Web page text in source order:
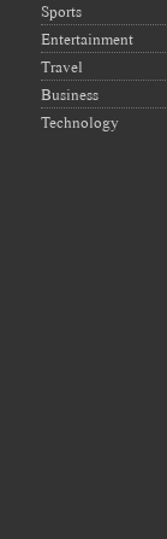
Sports
Entertainment
Travel
Business
Technology